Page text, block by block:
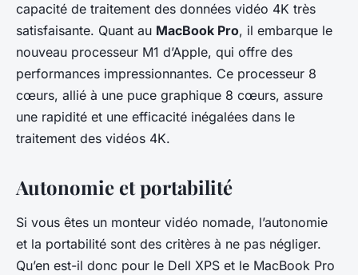
capacité de traitement des données vidéo 4K très
satisfaisante. Quant au MacBook Pro, il embarque le
nouveau processeur M1 d’Apple, qui offre des
performances impressionnantes. Ce processeur 8
cœurs, allié à une puce graphique 8 cœurs, assure
une rapidité et une efficacité inégalées dans le
traitement des vidéos 4K.
Autonomie et portabilité
Si vous êtes un monteur vidéo nomade, l’autonomie
et la portabilité sont des critères à ne pas négliger.
Qu’en est-il donc pour le Dell XPS et le MacBook Pro